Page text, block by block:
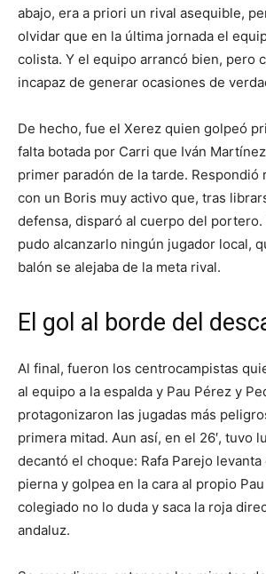
abajo, era a priori un rival asequible,
olvidar que en la última jornada el
colista. Y el equipo arrancó bien, pero
incapaz de generar ocasiones de
De hecho, fue el Xerez quien golpeó
falta botada por Carri que Iván
primer paradón de la tarde. Respondió
con un Boris muy activo que, tras
defensa, disparó al cuerpo del portero.
pudo alcanzarlo ningún jugador local,
balón se alejaba de la meta rival.
El gol al borde del
Al final, fueron los centrocampistas
al equipo a la espalda y Pau Pérez y
protagonizaron las jugadas más
primera mitad. Aun así, en el 26′, tuvo
decantó el choque: Rafa Parejo
pierna y golpea en la cara al propio
colegiado no lo duda y saca la roja
andaluz.